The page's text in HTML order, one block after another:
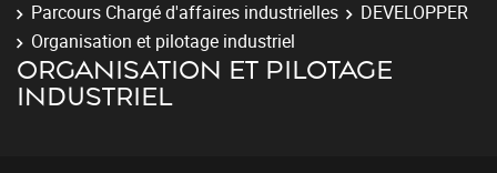
Parcours Chargé d'affaires industrielles
DEVELOPPER
Organisation et pilotage industriel
ORGANISATION ET PILOTAGE
INDUSTRIEL